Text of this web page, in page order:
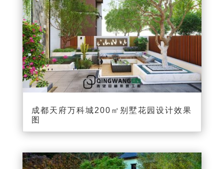
成都天府万科城200㎡别墅花园设计效果
图